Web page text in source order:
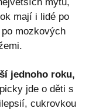
mýtů,
mají i lidé po
mozkových
jednoho roku,
jde o děti s
cukrovkou